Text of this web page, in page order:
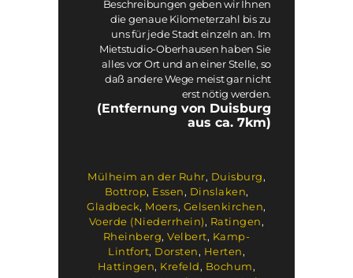
Beschreibungen geben wir Ihnen
die genaue Kilometerzahl bis zu
uns für jede Stadt einzeln an. Im
Mietstudio-Oberhausen haben Sie
alles vor Ort und an einer Stelle, so
daß andere Wege meist gar nicht
erst nötig werden.
(Entfernung von Duisburg
aus ca. 7km)
Mülheim an der Ruhr, Duisburg,
Bottrop, Essen, Dinslaken,
Gladbeck, Moers, Gelsenkirchen,
Voerde (Niederrhein), Ratingen,
Rheinberg,Velbert, Kamp-
Lintfort, Dorsten, Herten,
Hattingen, Krefeld, Bochum,